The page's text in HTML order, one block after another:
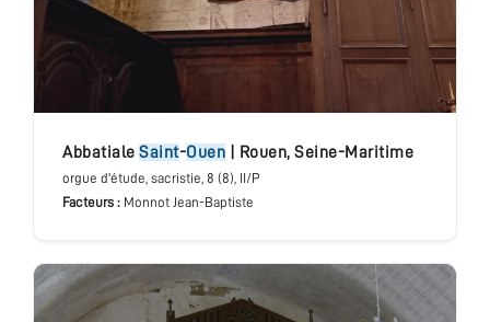
abbatiale Saint-Ouen Rouen, Seine-Maritime
orgue d'étude, sacristie, 8 (8), II/P
Facteurs : Monnot Jean-Baptiste